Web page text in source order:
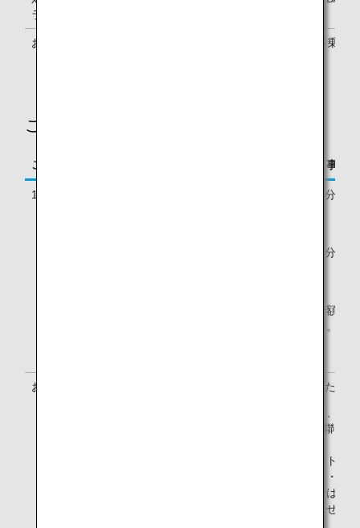
ラス
お申込み期間 搭乗開
ご利用料金
ご利用料金・お申し込み・お支払い ANAウェブサイト（事前
1名様あたりのご利用料金
2025年9月15日購入分ま
2025年9月16日購入分から
大人と小児は同額。
する幼児は無料。
お支払い方法
クレジットカードまたは
中国サイトでは、支
（Alipay）・銀聯カ
中国・韓国・ベトナ
ネシア・インド・マ
トルコサイトでは
利用いただけません。